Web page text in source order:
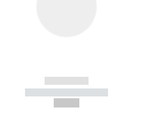
------------
----------- -----------